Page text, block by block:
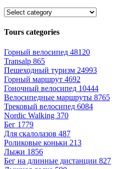
Tours categories
Горный велосипед 48120
Transalp 865
Пешеходный туризм 24993
Горный маршрут 4692
Гоночный велосипед 10444
Велосипедные маршруты 8765
Трековый велосипед 6084
Nordic Walking 370
Бег 1779
Для скалолазов 487
Роликовые коньки 213
Лыжи 1856
Бег на длинные дистанции 827